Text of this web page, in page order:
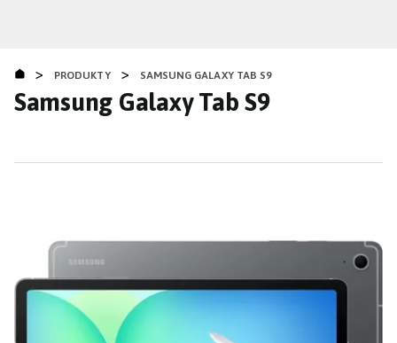
obsahu
> PRODUKTY > SAMSUNG GALAXY TAB S9
Samsung Galaxy Tab S9